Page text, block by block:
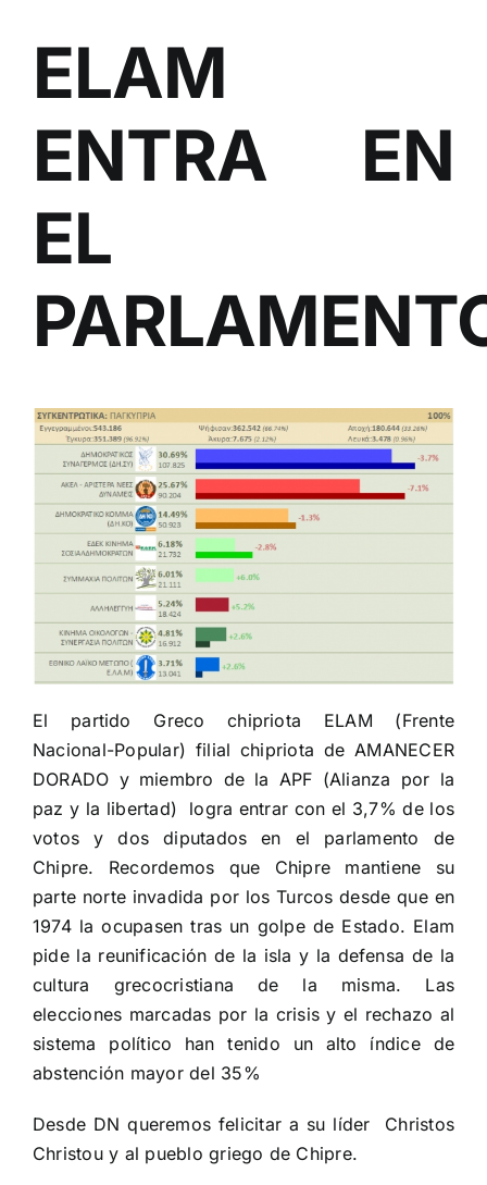
ELAM
ENTRA EN
EL
El partido Greco chipriota ELAM (Frente
Nacional-Popular) filial chipriota de AMANECER
DORADO y miembro de la APF (Alianza por la
paz y la libertad) logra entrar con el 3,7% de los
votos y dos diputados en el parlamento de
Chipre. Recordemos que Chipre mantiene su
parte norte invadida por los Turcos desde que en
1974 la ocupasen tras un golpe de Estado. Elam
pide la reunificación de la isla y la defensa de la
cultura grecocristiana de la misma. Las
elecciones marcadas por la crisis y el rechazo al
sistema político han tenido un alto índice de
abstención mayor del 35%
Desde DN queremos felicitar a su líder Christos
Christou y al pueblo griego de Chipre.